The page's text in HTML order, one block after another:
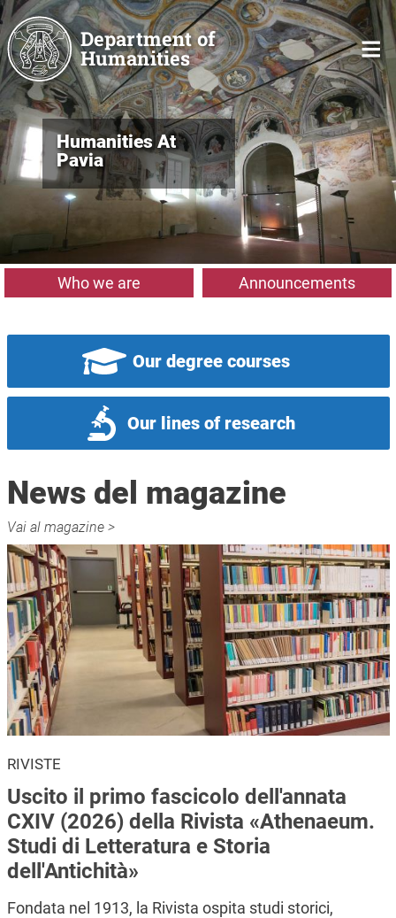
Skip to main content
Department of
Humanities
Humanities At
Pavia
Who we are Announcements
Our degree courses
Our lines of research
Vai al magazine >
News del magazine
RIVISTE
Uscito il primo fascicolo dell'annata
CXIV (2026) della Rivista «Athenaeum.
Studi di Letteratura e Storia
dell'Antichità»
Fondata nel 1913, la Rivista ospita studi storici,